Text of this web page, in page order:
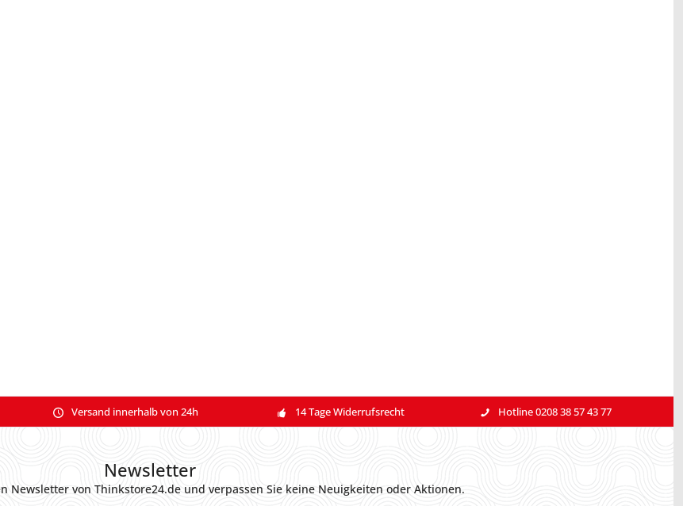
Versand innerhalb von 24h 14 Tage Widerrufsrecht Hotline 0208 38 57 43 77
Newsletter
Newsletter von Thinkstore24.de und verpassen Sie keine Neuigkeiten oder Aktionen.